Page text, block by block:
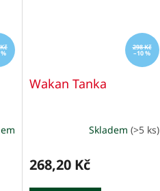
298 Kč
–10 %
Wakan Tanka
Skladem (>5 ks)
268,20 Kč